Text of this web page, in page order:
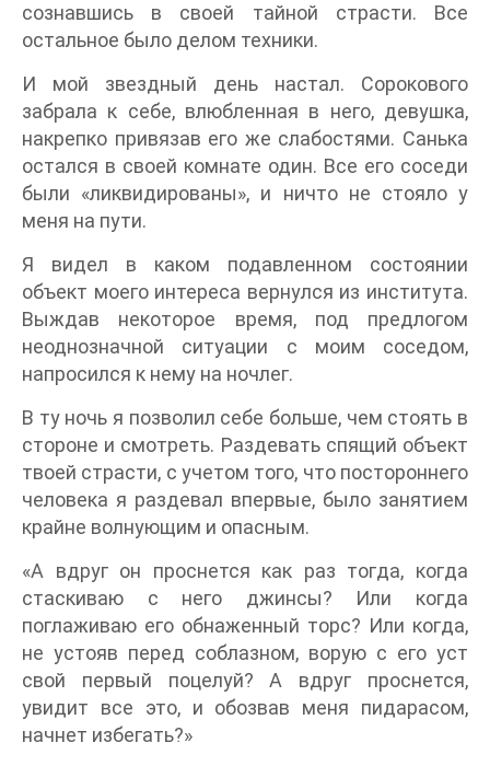
сознавшись в своей тайной страсти. Все
остальное было делом техники.
И мой звездный день настал. Сорокового
забрала к себе, влюбленная в него, девушка,
накрепко привязав его же слабостями. Санька
остался в своей комнате один. Все его соседи
были «ликвидированы», и ничто не стояло у
меня на пути.
Я видел в каком подавленном состоянии
объект моего интереса вернулся из института.
Выждав некоторое время, под предлогом
неоднозначной ситуации с моим соседом,
напросился к нему на ночлег.
В ту ночь я позволил себе больше, чем стоять в
стороне и смотреть. Раздевать спящий объект
твоей страсти, с учетом того, что постороннего
человека я раздевал впервые, было занятием
крайне волнующим и опасным.
«А вдруг он проснется как раз тогда, когда
стаскиваю с него джинсы? Или когда
поглаживаю его обнаженный торс? Или когда,
не устояв перед соблазном, ворую с его уст
свой первый поцелуй? А вдруг проснется,
увидит все это, и обозвав меня пидарасом,
начнет избегать?»